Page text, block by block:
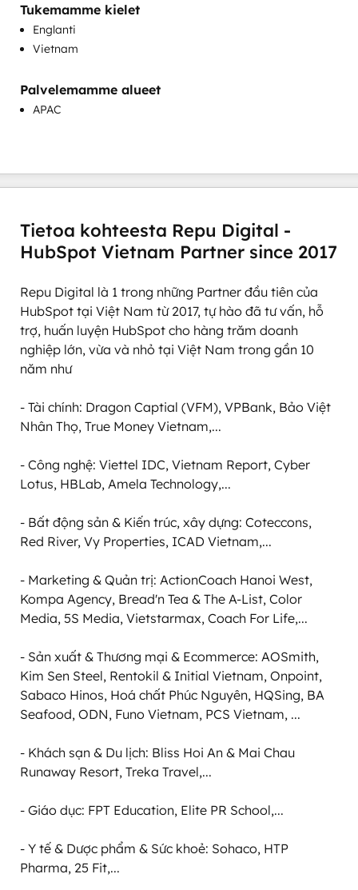
Sähköpostimarkkinointi
Sisällöntuotanto
Täydet inbound-markkinointipalvelut
Tilipohjainen markkinointi
Tukemamme kielet
Englanti
Vietnam
Palvelemamme alueet
APAC
Tietoa kohteesta Repu Digital -
HubSpot Vietnam Partner since 2017
Repu Digital là 1 trong những Partner đầu tiên của
HubSpot tại Việt Nam từ 2017, tự hào đã tư vấn, hỗ
trợ, huấn luyện HubSpot cho hàng trăm doanh
nghiệp lớn, vừa và nhỏ tại Việt Nam trong gần 10
năm như
- Tài chính: Dragon Captial (VFM), VPBank, Bảo Việt
Nhân Thọ, True Money Vietnam,...
- Công nghệ: Viettel IDC, Vietnam Report, Cyber
Lotus, HBLab, Amela Technology,...
- Bất động sản & Kiến trúc, xây dựng: Coteccons,
Red River, Vy Properties, ICAD Vietnam,...
- Marketing & Quản trị: ActionCoach Hanoi West,
Kompa Agency, Bread'n Tea & The A-List, Color
Media, 5S Media, Vietstarmax, Coach For Life,...
- Sản xuất & Thương mại & Ecommerce: AOSmith,
Kim Sen Steel, Rentokil & Initial Vietnam, Onpoint,
Sabaco Hinos, Hoá chất Phúc Nguyên, HQSing, BA
Seafood, ODN, Funo Vietnam, PCS Vietnam, ...
- Khách sạn & Du lịch: Bliss Hoi An & Mai Chau
Runaway Resort, Treka Travel,...
- Giáo dục: FPT Education, Elite PR School,...
- Y tế & Dược phẩm & Sức khoẻ: Sohaco, HTP
Pharma, 25 Fit,...